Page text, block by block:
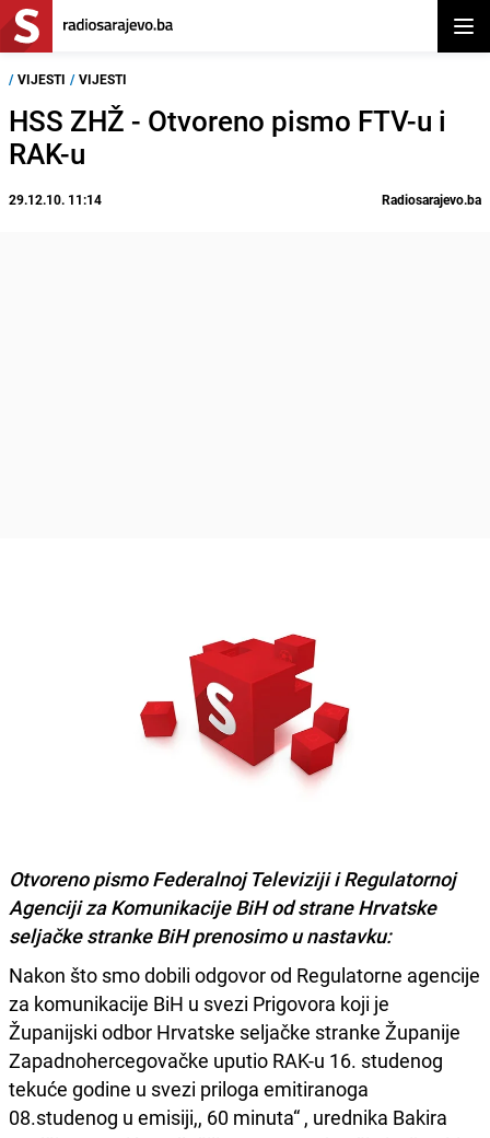
/ VIJESTI / VIJESTI
HSS ZHŽ - Otvoreno pismo FTV-u i
RAK-u
29.12.10. 11:14 Radiosarajevo.ba
Otvoreno pismo Federalnoj Televiziji i Regulatornoj
Agenciji za Komunikacije BiH od strane Hrvatske
seljačke stranke BiH prenosimo u nastavku:
Nakon što smo dobili odgovor od Regulatorne agencije
za komunikacije BiH u svezi Prigovora koji je
Županijski odbor Hrvatske seljačke stranke Županije
Zapadnohercegovačke uputio RAK-u 16. studenog
tekuće godine u svezi priloga emitiranoga
08.studenog u emisiji,, 60 minuta“ , urednika Bakira